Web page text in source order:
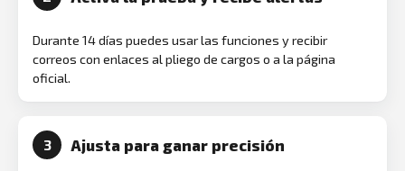
Durante 14 días puedes usar las funciones y recibir
correos con enlaces al pliego de cargos o a la página
oficial.
3 Ajusta para ganar precisión